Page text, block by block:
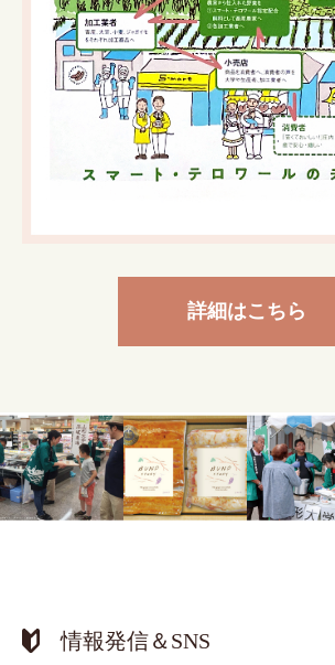
詳細はこちら
情報発信＆SNS